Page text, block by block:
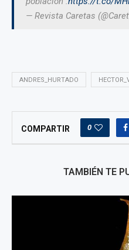
— Revista Caretas
ANDRES_HURTADO
COMPARTIR 0
TAMBIÉN TE